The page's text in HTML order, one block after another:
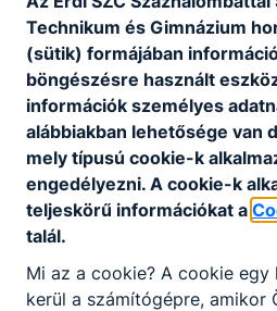
Fax:
Központi
Technikum és Gimnázium
(sütik) formájában
böngészésre használt
információk személyes
alábbiakban lehetősége van
mely típusú cookie-k
engedélyezni. A cookie-k
teljeskörű információkat a
talál.
Mi az a cookie? A cookie
kerül a számítógépre, amikor